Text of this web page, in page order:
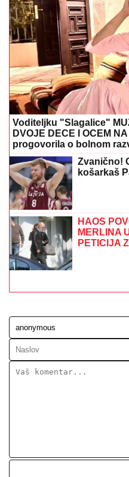
HITRIM
u Gornjem
Pevačica
STUDIJE i
estradi, a
na selo:
uživaju
SRBIJA "U CRVENOM":
kada se možemo nadati
Plenković